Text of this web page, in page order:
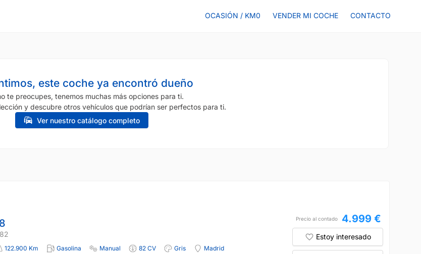
OCASIÓN / KM0 VENDER MI COCHE CONTACTO
este coche ya encontró dueño
te preocupes, tenemos muchas más opciones para ti.
y descubre otros vehículos que podrían ser perfectos para ti.
Ver nuestro catálogo completo
122.900 Km Gasolina Manual 82 CV Gris
Madrid
Precio al contado 4.999 €
Estoy interesado